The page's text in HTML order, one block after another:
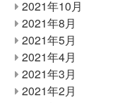
2021年10月
2021年8月
2021年5月
2021年4月
2021年3月
2021年2月